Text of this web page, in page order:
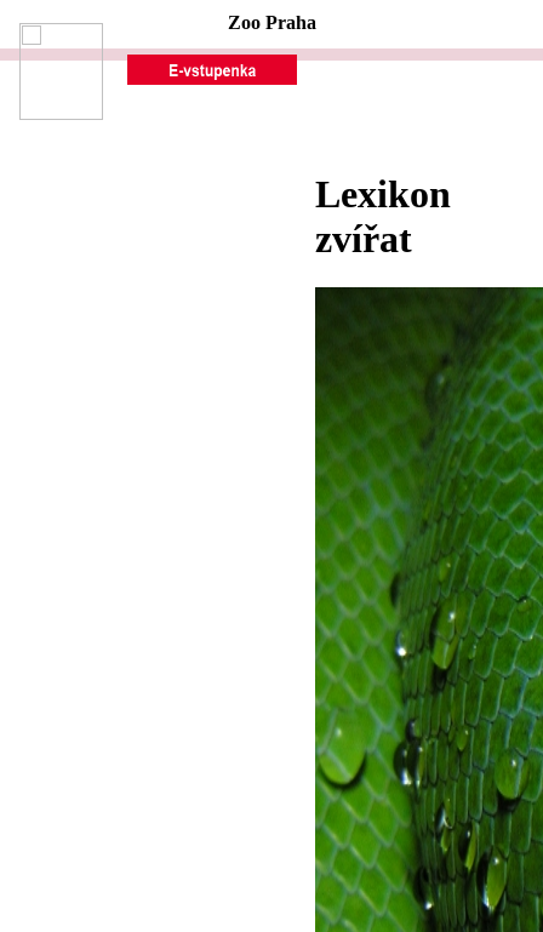
Zoo Praha
Lexikon
zvířat